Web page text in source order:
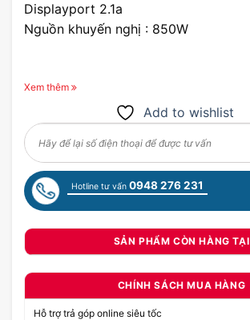
Displayport 2.1a
Nguồn khuyến nghị : 850W
Xem thêm
Add to wishlist
Hotline tư vấn 0948 276 231
SẢN PHẨM CÒN HÀNG TẠI
CHÍNH SÁCH MUA HÀNG
Hỗ trợ trả góp online siêu tốc